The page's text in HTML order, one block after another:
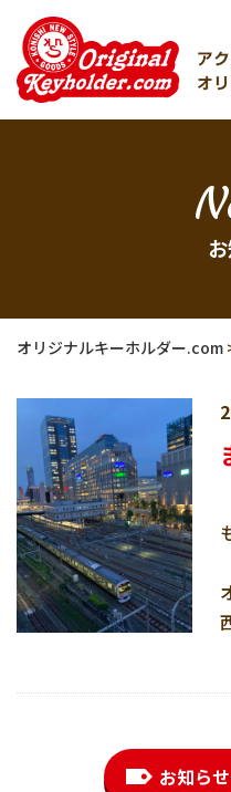
オリジナルキーホルダー.com
お知ら